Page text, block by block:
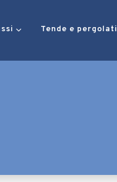
Tende e pergolati